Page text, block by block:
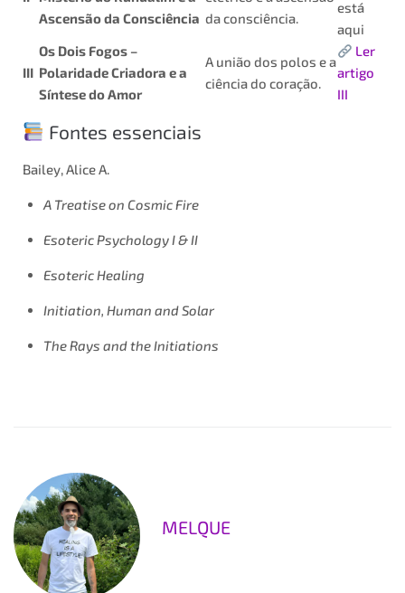
Ascensão da Consciência da consciência.
está
aqui
III
Os Dois Fogos –
Polaridade Criadora e a
Síntese do Amor
A união dos polos e a
ciência do coração.
Ler
artigo
III
Fontes essenciais
Bailey, Alice A.
A Treatise on Cosmic Fire
Esoteric Psychology I & II
Esoteric Healing
Initiation, Human and Solar
The Rays and the Initiations
MELQUE